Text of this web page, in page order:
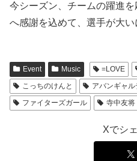
今シーズン、チームの躍進
へ感謝を込めて、選手が大い
Event Music =LOVE
こっちのけんと
アバンギャル
ファイターズガール
寺中友将
Xでシ